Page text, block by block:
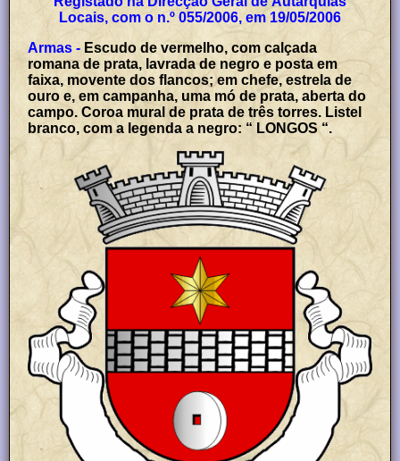
Locais, com o n.º 055/2006, em 19/05/2006
Armas - Escudo de vermelho, com calçada
romana de prata, lavrada de negro e posta em
faixa, movente dos flancos; em chefe, estrela de
ouro e, em campanha, uma mó de prata, aberta do
campo. Coroa mural de prata de três torres. Listel
branco, com a legenda a negro: “ LONGOS “.